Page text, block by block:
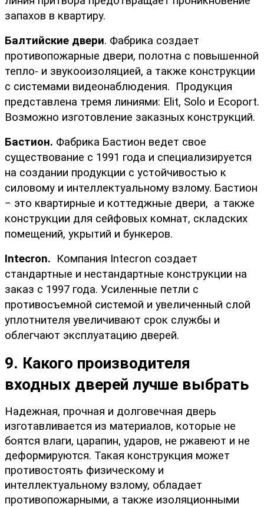
запахов в квартиру.
Балтийские двери. Фабрика создает
противопожарные двери, полотна с повышенной
тепло- и звукооизоляцией, а также конструкции
с системами видеонаблюдения.  Продукция
представлена тремя линиями: Elit, Solo и Ecoport.
Возможно изготовление заказных конструкций.
Бастион. Фабрика Бастион ведет свое
существование с 1991 года и специализируется
на создании продукции с устойчивостью к
силовому и интеллектуальному взлому. Бастион
− это квартирные и коттеджные двери,  а также
конструкции для сейфовых комнат, складских
помещений, укрытий и бункеров.
Intecron. Компания Intecron создает
стандартные и нестандартные конструкции на
заказ с 1997 года. Усиленные петли с
противосъемной системой и увеличенный слой
уплотнителя увеличивают срок службы и
облегчают эксплуатацию дверей.
9. Какого производителя
входных дверей лучше выбрать
Надежная, прочная и долговечная дверь
изготавливается из материалов, которые не
боятся влаги, царапин, ударов, не ржавеют и не
деформируются. Такая конструкция может
противостоять физическому и
интеллектуальному взлому, обладает
противопожарными, а также изоляционными